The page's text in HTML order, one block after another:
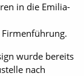
in die Emilia-
wurde bereits
nach